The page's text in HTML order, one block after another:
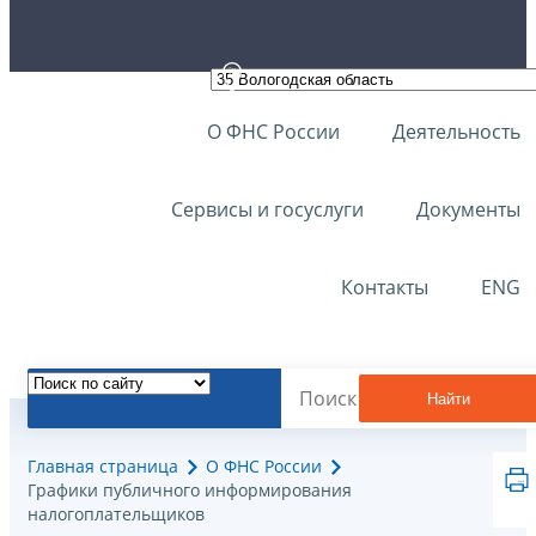
О ФНС России Деятельность
Сервисы и госуслуги Документы
Контакты ENG
Найти
Главная страница
О ФНС России
Графики публичного информирования
налогоплательщиков